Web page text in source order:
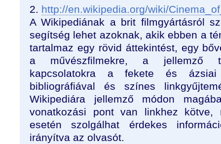
2. http://en.wikipedia.org/wiki/
A Wikipediának a brit filmgyártásról
segítség lehet azoknak, akik ebben a
tartalmaz egy rövid áttekintést, egy
a művészfilmekre, a jellemző
kapcsolatokra a fekete és ázsiai
bibliográfiával és színes
Wikipediára jellemző módon
vonatkozási pont van linkhez kötve,
esetén szolgálhat érdekes
irányítva az olvasót.